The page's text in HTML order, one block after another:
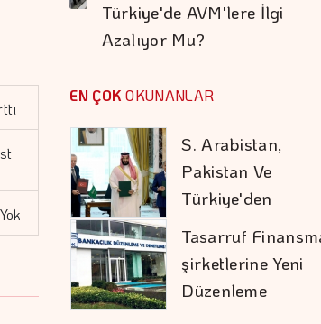
Türkiye'de AVM'lere İlgi
Azalıyor Mu?
EN ÇOK OKUNANLAR
Türkiye'den
Savunma
Tasarruf
Düzenleme
Kocaer Çelik
Yapısını
Güçlendirmeye
Daniel Klein
Atağına Kalktı